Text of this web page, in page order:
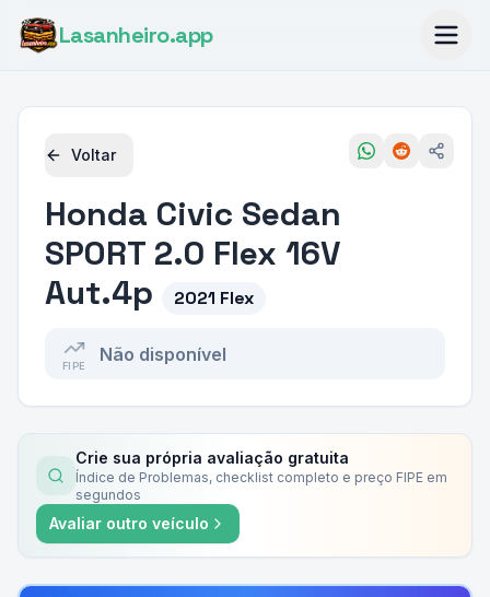
Lasanheiro.app
Voltar
Honda Civic Sedan
SPORT 2.0 Flex 16V
Aut.4p
2021 Flex
FIPE
Não disponível
Crie sua própria avaliação gratuita
Índice de Problemas, checklist completo e preço FIPE em
segundos
Avaliar outro veículo